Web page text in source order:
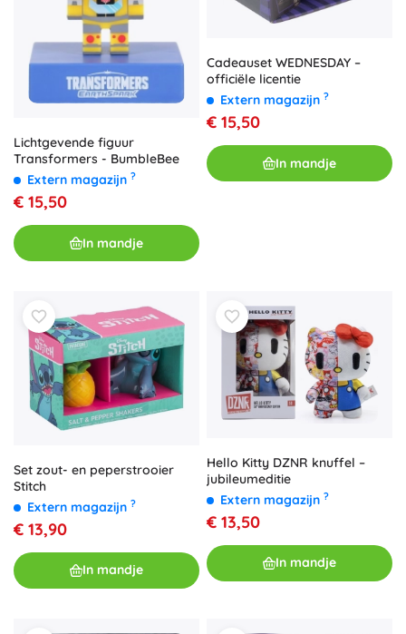
Lichtgevende figuur
Transformers - BumbleBee
Extern magazijn ?
€ 15,50
In mandje
Cadeauset WEDNESDAY –
officiële licentie
Extern magazijn ?
€ 15,50
In mandje
Set zout- en peperstrooier
Stitch
Extern magazijn ?
€ 13,90
In mandje
Hello Kitty DZNR knuffel –
jubileumeditie
Extern magazijn ?
€ 13,50
In mandje